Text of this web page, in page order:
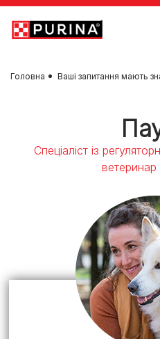
Skip to main content
Головна Ваші запитання мають
Спеціаліст із
ветеринар